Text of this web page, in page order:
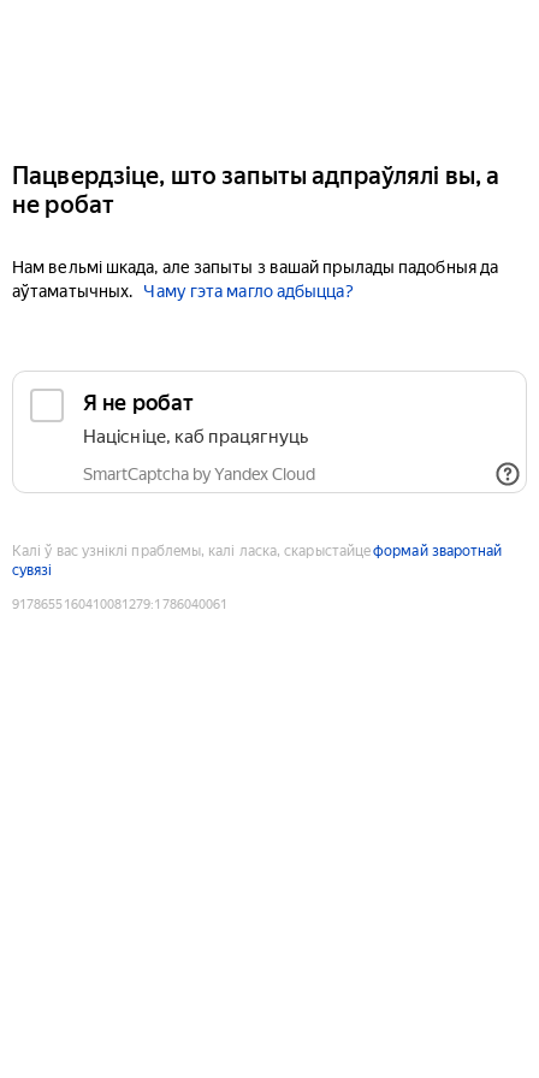
Пацвердзіце, што запыты адпраўлялі вы, а
не робат
Нам вельмі шкада, але запыты з вашай прылады падобныя да
аўтаматычных.
Чаму гэта магло адбыцца?
Я не робат
Націсніце, каб працягнуць
SmartCaptcha by Yandex Cloud
Калі ў вас узніклі праблемы, калі ласка, скарыстайцеформай зваротнай
сувязі
9178655160410081279:1786040061